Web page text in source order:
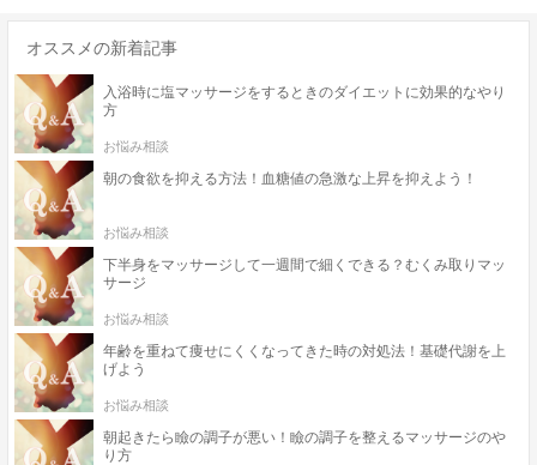
オススメの新着記事
入浴時に塩マッサージをするときのダイエットに効果的なやり
方
お悩み相談
朝の食欲を抑える方法！血糖値の急激な上昇を抑えよう！
お悩み相談
下半身をマッサージして一週間で細くできる？むくみ取りマッ
サージ
お悩み相談
年齢を重ねて痩せにくくなってきた時の対処法！基礎代謝を上
げよう
お悩み相談
朝起きたら瞼の調子が悪い！瞼の調子を整えるマッサージのや
り方